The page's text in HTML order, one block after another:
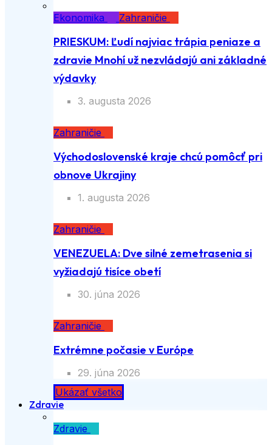
Ekonomika
Zahraničie
PRIESKUM: Ľudí najviac trápia peniaze a
zdravie Mnohí už nezvládajú ani základné
výdavky
3. augusta 2026
Zahraničie
Východoslovenské kraje chcú pomôcť pri
obnove Ukrajiny
1. augusta 2026
Zahraničie
VENEZUELA: Dve silné zemetrasenia si
vyžiadajú tisíce obetí
30. júna 2026
Zahraničie
Extrémne počasie v Európe
29. júna 2026
Ukázať všetko
Zdravie
Zdravie